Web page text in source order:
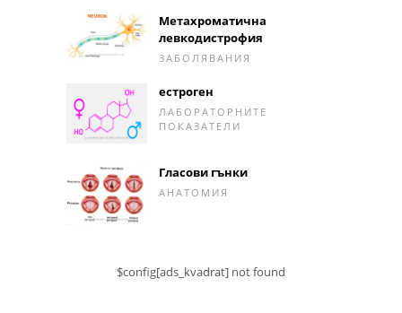
Метахроматична
левкодистрофия
ЗАБОЛЯВАНИЯ
естроген
ЛАБОРАТОРНИТЕ
ПОКАЗАТЕЛИ
Гласови гънки
АНАТОМИЯ
$config[ads_kvadrat] not found